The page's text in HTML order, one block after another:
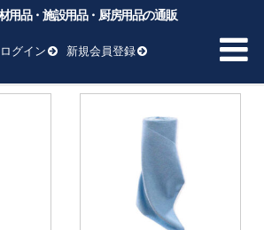
用品・施設用品・厨房用品の通販
ログイン 新規会員登録
>商品 >清掃用品
品